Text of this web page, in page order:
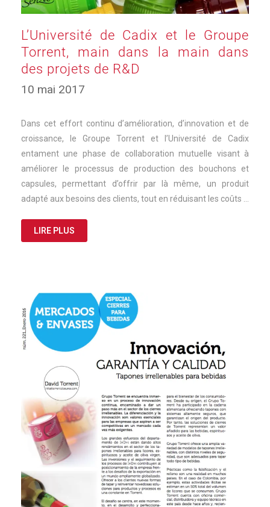
L’Université de Cadix et le Groupe
Torrent, main dans la main dans
des projets de R&D
10 mai 2017
Dans cet effort continu d’amélioration, d’innovation et de
croissance, le Groupe Torrent et l’Université de Cadix
entament une phase de collaboration mutuelle visant à
améliorer le processus de production des bouchons et
capsules, permettant d’offrir par là même, un produit
adapté aux besoins des clients, tout en réduisant les coûts …
LIRE PLUS